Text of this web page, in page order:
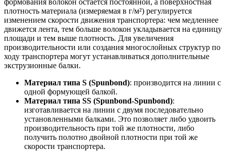
плотность материала (измеряемая в г/м²) регулируется
изменением скорости движения транспортера: чем медленнее
движется лента, тем больше волокон укладывается на единицу
площади и тем выше плотность. Для увеличения
производительности или создания многослойных структур по
ходу транспортера могут устанавливаться дополнительные
экструзионные балки.
Материал типа S (Spunbond): производится на линии с
одной формующей балкой.
Материал типа SS (Spunbond-Spunbond):
изготавливается на линии с двумя последовательно
установленными балками. Это позволяет либо удвоить
производительность при той же плотности, либо
получить полотно двойной плотности при той же
скорости транспортера.